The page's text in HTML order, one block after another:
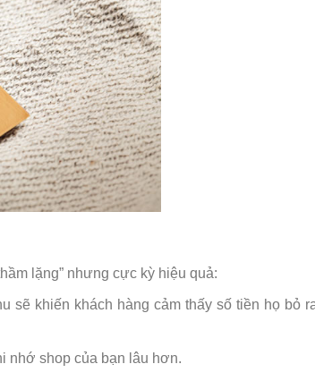
lặng” nhưng cực kỳ hiệu quả:
sẽ khiến khách hàng cảm thấy số tiền họ bỏ
nhớ shop của bạn lâu hơn.